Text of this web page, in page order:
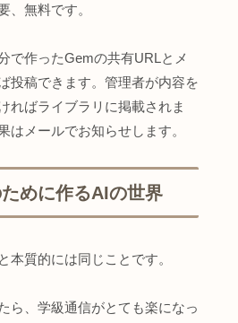
、無料です。
分で作ったGemの共有URLとメ
投稿できます。管理者が内容を
ればライブラリに掲載されま
はメールでお知らせします。
めに作るAIの世界
本質的には同じことです。
ら、学級通信がとても楽になっ